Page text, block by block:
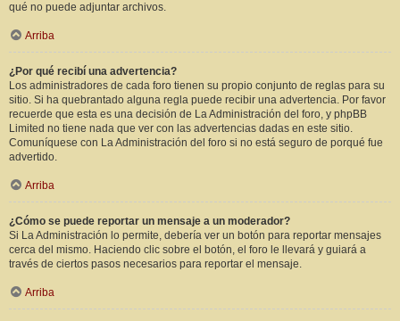
qué no puede adjuntar archivos.
Arriba
¿Por qué recibí una advertencia?
Los administradores de cada foro tienen su propio conjunto de reglas para su
sitio. Si ha quebrantado alguna regla puede recibir una advertencia. Por favor
recuerde que esta es una decisión de La Administración del foro, y phpBB
Limited no tiene nada que ver con las advertencias dadas en este sitio.
Comuníquese con La Administración del foro si no está seguro de porqué fue
advertido.
Arriba
¿Cómo se puede reportar un mensaje a un moderador?
Si La Administración lo permite, debería ver un botón para reportar mensajes
cerca del mismo. Haciendo clic sobre el botón, el foro le llevará y guiará a
través de ciertos pasos necesarios para reportar el mensaje.
Arriba